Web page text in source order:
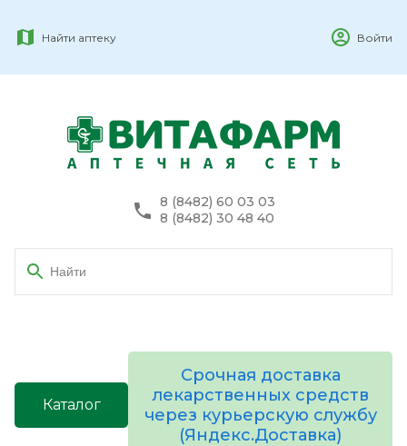
Найти аптеку Войти
8 (8482) 60 03 03
8 (8482) 30 48 40
Каталог
Срочная доставка
лекарственных средств
через курьерскую службу
(Яндекс.Доставка)